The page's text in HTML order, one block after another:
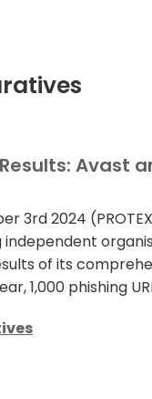
Avast
3rd 2024
of its
1,000 phishing